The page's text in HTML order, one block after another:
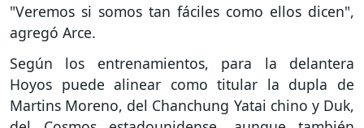
"Veremos si somos tan fáciles como ellos dicen",
agregó Arce.
Según los entrenamientos, para la delantera
Hoyos puede alinear como titular la dupla de
Martins Moreno, del Chanchung Yatai chino y Duk,